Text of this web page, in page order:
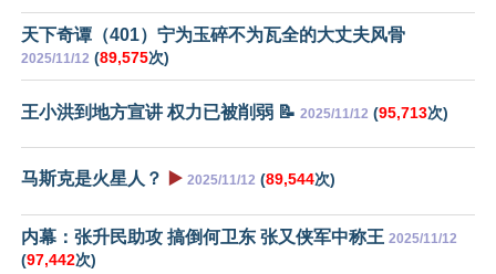
天下奇谭（401）宁为玉碎不为瓦全的大丈夫风骨
2025/11/12 (89,575次)
王小洪到地方宣讲 权力已被削弱 📝 2025/11/12 (95,713次)
马斯克是火星人？ ▶️ 2025/11/12 (89,544次)
内幕：张升民助攻 搞倒何卫东 张又侠军中称王 2025/11/12
(97,442次)